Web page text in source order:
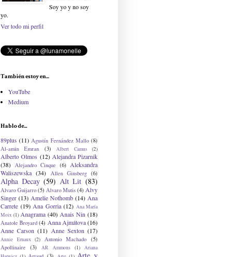
Soy yo y no soy
yo.
Ver todo mi perfil
También estoy en...
YouTube
Medium
Hablo de...
89plus (11) Agustín Fernández Mallo (8)
Al-amin Emran
(3) Albert Camus (2)
Alberto Olmos (12) Alejandra Pizarnik
(38)
Alejandro Cinque (6)
Aleksandra
Waliszewska (34) Allen Ginsberg (6)
Alpha Decay (59) Alt Lit (83)
Alvaro Guijarro (5) Alvaro Mutis (4) Alvy
Singer (13) Amelie Nothomb (14) Ana
Carrete (19) Ana Gorria (12) Ana María
Moix (1) Anagrama (40) Anais Nin (18)
Anatole Broyard (4) Anna Ajmátova (16)
Anne Carson (11) Anne Sexton (17)
Annie Ernaux (2) Antonio Machado
(5)
Apollinaire
(3) AR Ammons (1)
Ariana